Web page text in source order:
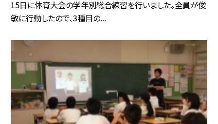
15日に体育大会の学年別総合練習を行いました。全員が俊
敏に行動したので、3種目の...